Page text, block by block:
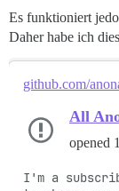
Es funktioniert
Daher habe ich
github.com/
All
opened
I'm a